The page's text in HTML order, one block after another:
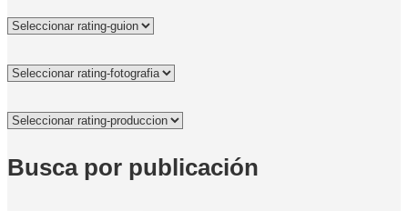
Busca por publicación